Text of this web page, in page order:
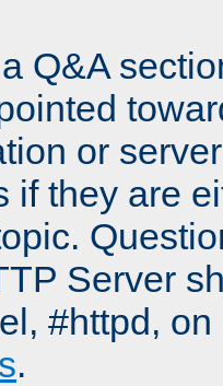
Q&A
or
if they are
Server
#httpd,
.